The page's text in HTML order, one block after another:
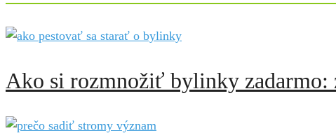
Ako si rozmnožiť bylinky zadarmo: